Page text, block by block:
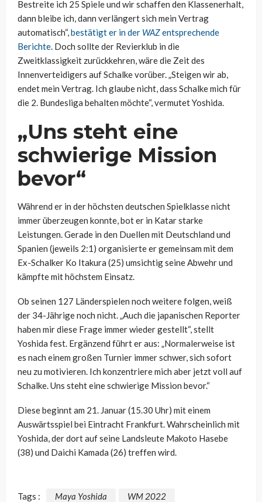
Bestreite ich 25 Spiele und wir schaffen den Klassenerhalt,
dann bleibe ich, dann verlängert sich mein Vertrag
automatisch“,bestätigt er in der WAZentsprechende
Berichte. Doch sollte der Revierklub in die
Zweitklassigkeit zurückkehren, wäre die Zeit des
Innenverteidigers auf Schalke vorüber. „Steigen wir ab,
endet mein Vertrag. Ich glaube nicht, dass Schalke mich für
die 2. Bundesliga behalten möchte“, vermutet Yoshida.
„Uns steht eine
schwierige Mission
bevor“
Während er in der höchsten deutschen Spielklasse nicht
immer überzeugen konnte, bot er in Katar starke
Leistungen. Gerade in den Duellen mit Deutschland und
Spanien (jeweils 2:1) organisierte er gemeinsam mit dem
Ex-Schalker Ko Itakura (25) umsichtig seine Abwehr und
kämpfte mit höchstem Einsatz.
Ob seinen 127 Länderspielen noch weitere folgen, weiß
der 34-Jährige noch nicht. „Auch die japanischen Reporter
haben mir diese Frage immer wieder gestellt“, stellt
Yoshida fest. Ergänzend führt er aus: „Normalerweise ist
es nach einem großen Turnier immer schwer, sich sofort
neu zu motivieren. Ich konzentriere mich aber jetzt voll auf
Schalke. Uns steht eine schwierige Mission bevor.“
Diese beginnt am 21. Januar (15.30 Uhr) mit einem
Auswärtsspiel bei Eintracht Frankfurt. Wahrscheinlich mit
Yoshida, der dort auf seine Landsleute Makoto Hasebe
(38) und Daichi Kamada (26) treffen wird.
Tags : Maya Yoshida WM 2022